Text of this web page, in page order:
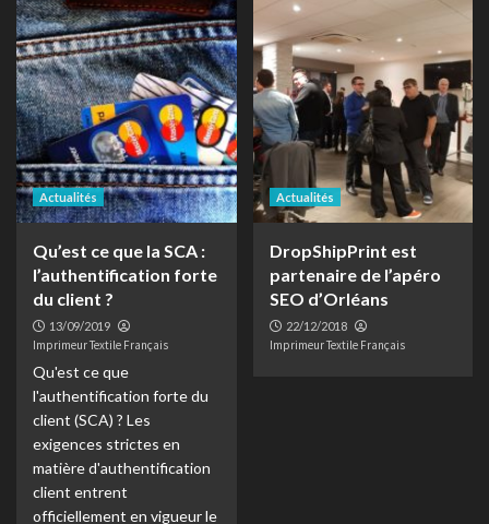
Actualités
Qu’est ce que la SCA :
l’authentification forte
du client ?
13/09/2019
Imprimeur Textile Français
Qu'est ce que
l'authentification forte du
client (SCA) ? Les
exigences strictes en
matière d'authentification
client entrent
officiellement en vigueur le
Actualités
DropShipPrint est
partenaire de l’apéro
SEO d’Orléans
22/12/2018
Imprimeur Textile Français